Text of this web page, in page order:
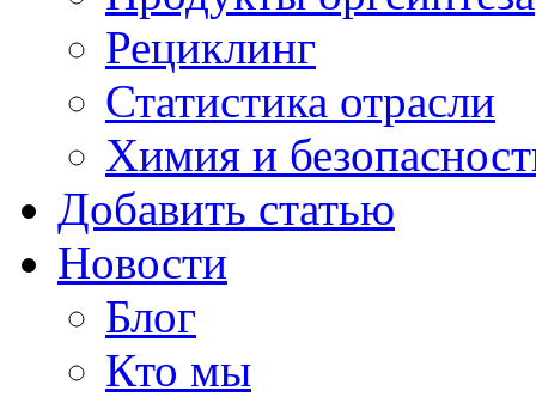
Рециклинг
Статистика отрасли
Химия и
Добавить статью
Новости
Блог
Кто мы